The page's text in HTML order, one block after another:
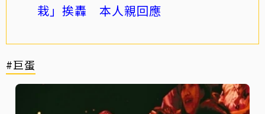
栽」挨轟 本人親回應
#巨蛋